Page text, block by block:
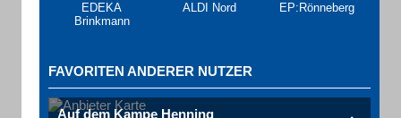
EDEKA
Brinkmann
ALDI Nord EP:Rönneberg
FAVORITEN ANDERER NUTZER
Auf dem Kampe Henning